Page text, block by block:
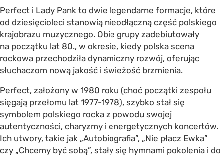
Perfect i Lady Pank to dwie legendarne formacje, które
od dziesięcioleci stanowią nieodłączną część polskiego
krajobrazu muzycznego. Obie grupy zadebiutowały
na początku lat 80., w okresie, kiedy polska scena
rockowa przechodziła dynamiczny rozwój, oferując
słuchaczom nową jakość i świeżość brzmienia.
Perfect, założony w 1980 roku (choć początki zespołu
sięgają przełomu lat 1977-1978), szybko stał się
symbolem polskiego rocka z powodu swojej
autentyczności, charyzmy i energetycznych koncertów.
Ich utwory, takie jak „Autobiografia”, „Nie płacz Ewka”
czy „Chcemy być sobą”, stały się hymnami pokolenia i do